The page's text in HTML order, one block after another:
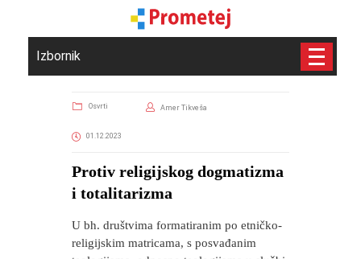
Izbornik
Osvrti Amer Tikveša
01.12.2023
​Protiv religijskog dogmatizma
i totalitarizma
U bh. društvima formatiranim po etničko-
religijskim matricama, s posvađanim